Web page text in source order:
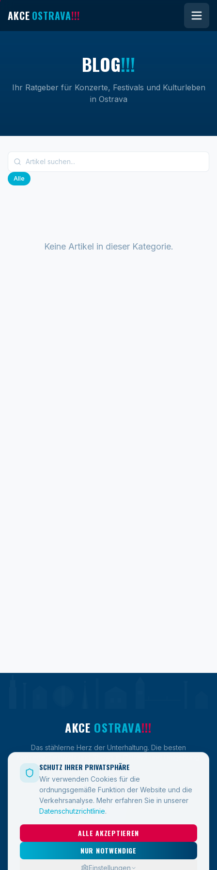
AKCE OSTRAVA!!!
BLOG!!!
Ihr Ratgeber für Konzerte, Festivals und Kulturleben
in Ostrava
Alle
Keine Artikel in dieser Kategorie.
AKCE OSTRAVA!!!
Das stählerne Herz der Unterhaltung. Die besten
LINKS
Blog
Kontakt
SCHUTZ IHRER PRIVATSPHÄRE
Wir verwenden Cookies für die
ordnungsgemäße Funktion der Website und die
Verkehrsanalyse. Mehr erfahren Sie in unserer
Datenschutzrichtlinie.
ALLE AKZEPTIEREN
NUR NOTWENDIGE
Einstellungen